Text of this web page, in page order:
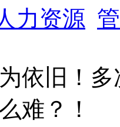
力资源
依旧！
难？！